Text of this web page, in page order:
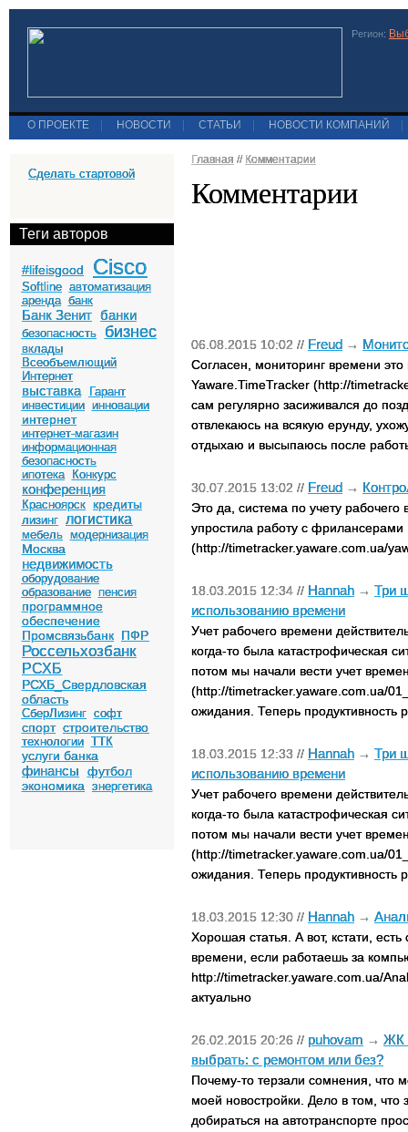
Регион:
О ПРОЕКТЕ НОВОСТИ СТАТЬИ НОВОСТИ КОМПАНИЙ
Сделать стартовой
Теги авторов
#lifeisgood Cisco
Softline автоматизация
аренда банк
Банк Зенит банки
безопасность бизнес
вклады
Всеобъемлющий
Интернет
выставка
Гарант
инвестиции инновации
интернет
интернет-магазин
информационная
безопасность
ипотека
Конкурс
конференция
Красноярск кредиты
лизинг логистика
мебель модернизация
Москва
недвижимость
оборудование
образование пенсия
программное
обеспечение
Промсвязьбанк ПФР
Россельхозбанк
РСХБ
РСХБ_Свердловская
область
СберЛизинг софт
спорт строительство
технологии ТТК
услуги банка
финансы
футбол
экономика
энергетика
Главная // Комментарии
Комментарии
06.08.2015 10:02 // Freud →
Согласен, мониторинг времени
Yaware.TimeTracker (http://
сам регулярно засиживался до
отвлекаюсь на всякую ерунду,
отдыхаю и высыпаюсь после
30.07.2015 13:02 // Freud →
Это да, система по учету
упростила работу с фрилансерами
(http://timetracker.yaware.com.ua/
18.03.2015 12:34 // Hannah → Три
использованию времени
Учет рабочего времени
когда-то была катастрофическая
потом мы начали вести учет
(http://timetracker.yaware.com.ua/
ожидания. Теперь продуктивность
18.03.2015 12:33 // Hannah → Три
использованию времени
Учет рабочего времени
когда-то была катастрофическая
потом мы начали вести учет
(http://timetracker.yaware.com.ua/
ожидания. Теперь продуктивность
18.03.2015 12:30 // Hannah →
Хорошая статья. А вот, кстати,
времени, если работаешь за
http://timetracker.yaware.com.ua/
актуально
26.02.2015 20:26 // puhovam → ЖК
выбрать: с ремонтом или без?
Почему-то терзали сомнения, что
моей новостройки. Дело в том, что
добираться на автотранспорте